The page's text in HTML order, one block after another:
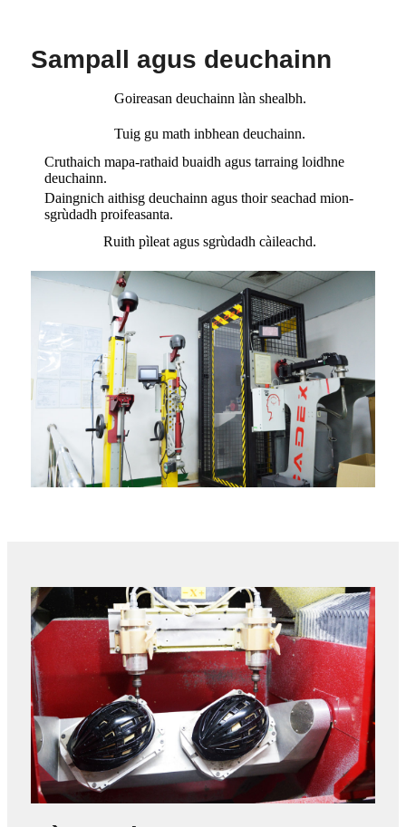
Sampall agus deuchainn
Goireasan deuchainn làn shealbh.
Tuig gu math inbhean deuchainn.
Cruthaich mapa-rathaid buaidh agus tarraing loidhne
deuchainn.
Daingnich aithisg deuchainn agus thoir seachad mion-
sgrùdadh proifeasanta.
Ruith pìleat agus sgrùdadh càileachd.